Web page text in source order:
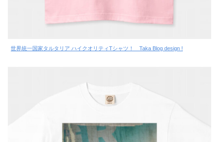
世界統一国家タルタリア ハイクオリティTシャツ！ Taka Blog design !